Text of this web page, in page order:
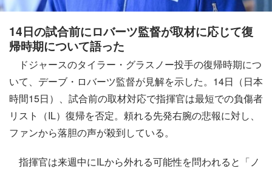
14日の試合前にロバーツ監督が取材に応じて復
帰時期について語った
ドジャースのタイラー・グラスノー投手の復帰時期につ
いて、デーブ・ロバーツ監督が見解を示した。14日（日本
時間15日）、試合前の取材対応で指揮官は最短での負傷者
リスト（IL）復帰を否定。頼れる先発右腕の悲報に対し、
ファンから落胆の声が殺到している。
指揮官は来週中にILから外れる可能性を問われると「ノ